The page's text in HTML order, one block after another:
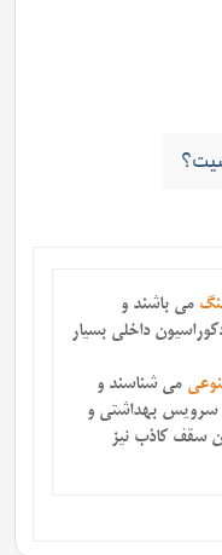
می باشند و
داخلی بسیار
می شناسند و
سرویس بهداشتی و
های 60×60 به عنوان سقف کاذب نیز